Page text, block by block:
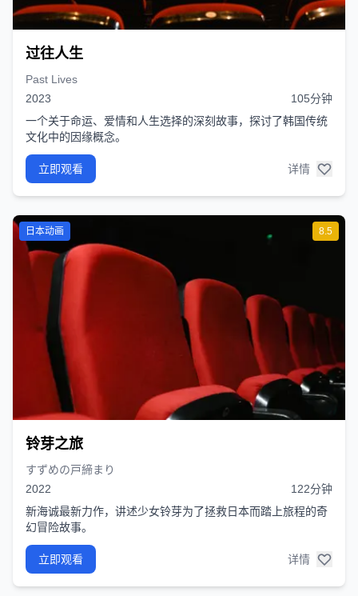
过往人生
Past Lives
2023
105分钟
一个关于命运、爱情和人生选择的深刻故事，探讨了韩国传统
文化中的因缘概念。
立即观看 详情
8.5
日本动画
铃芽之旅
すずめの戸締まり
2022
122分钟
新海诚最新力作，讲述少女铃芽为了拯救日本而踏上旅程的奇
幻冒险故事。
立即观看 详情